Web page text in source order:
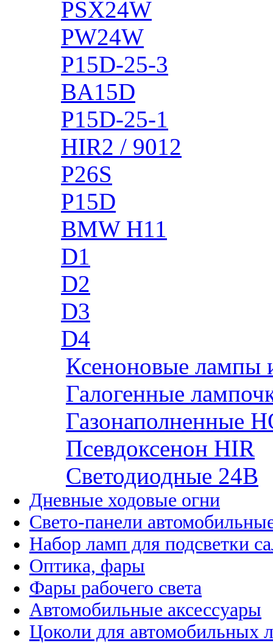
PSX24W
PW24W
P15D-25-3
BA15D
P15D-25-1
HIR2 / 9012
P26S
P15D
BMW H11
D1
D2
D3
D4
Ксеноновые лампы
Галогенные
Газонаполненные
Псевдоксенон HIR
Cветодиодные 24B
Дневные ходовые огни
Свето-панели
Набор ламп для подсветки
Оптика, фары
Фары рабочего света
Автомобильные аксессуары
Цоколи для автомобильных